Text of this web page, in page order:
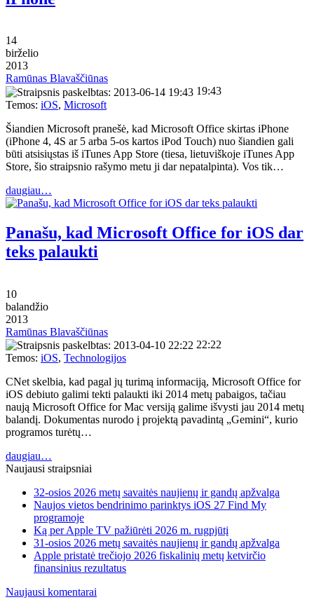
14
birželio
2013
Ramūnas Blavaščiūnas
19:43
Temos: iOS, Microsoft
Šiandien Microsoft pranešė, kad Microsoft Office skirtas iPhone
(iPhone 4, 4S ar 5 arba 5-os kartos iPod Touch) nuo šiandien gali
būti atsisiųstas iš iTunes App Store (tiesa, lietuviškoje iTunes App
Store, šio straipsnio rašymo metu ji dar nepatalpinta). Vos tik…
daugiau…
Panašu, kad Microsoft Office for iOS dar
teks palaukti
10
balandžio
2013
Ramūnas Blavaščiūnas
22:22
Temos: iOS, Technologijos
CNet skelbia, kad pagal jų turimą informaciją, Microsoft Office for
iOS debiuto galimi tekti palaukti iki 2014 metų pabaigos, tačiau
naują Microsoft Office for Mac versiją galime išvysti jau 2014 metų
balandį. Dokumentas nurodo į projektą pavadintą „Gemini“, kurio
programos turėtų…
daugiau…
Naujausi straipsniai
32-osios 2026 metų savaitės naujienų ir gandų apžvalga
Naujos vietos bendrinimo parinktys iOS 27 Find My
programoje
Ką per Apple TV pažiūrėti 2026 m. rugpjūtį
31-osios 2026 metų savaitės naujienų ir gandų apžvalga
Apple pristatė trečiojo 2026 fiskalinių metų ketvirčio
finansinius rezultatus
Naujausi komentarai